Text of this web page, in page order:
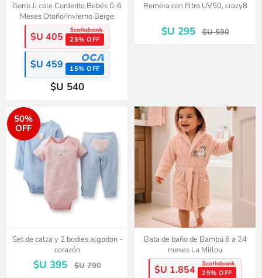
Gorro JJ cole Corderito Bebés 0-6
Meses Otoño/invierno Beige
$U 405 25% OFF
$U 459 15% OFF
$U 540
Remera con filtro UV50, crazy8
$U 295 $U 590
50%
OFF
Set de calza y 2 bodies algodon -
corazón
$U 395 $U 790
Bata de baño de Bambú 6 a 24
meses La Millou
$U 1.854 25% OFF